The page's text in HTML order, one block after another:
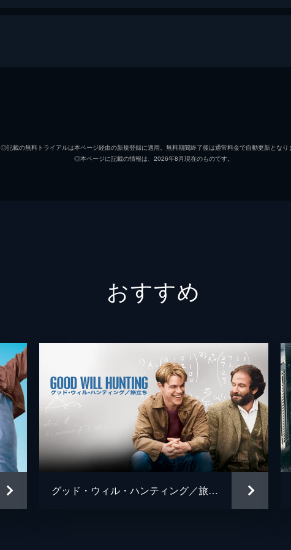
キース
キャ
トム
ミー
デイ
ジョシ
◎記載の無料トライアルは本ページ経由の新規登録に適用。無料期間終了後は通常料金で自動更新となり
◎本ページに記載の情報は、2026年8月現在のものです。
おすすめ
グッド・ウィル・ハンティング／旅立ち